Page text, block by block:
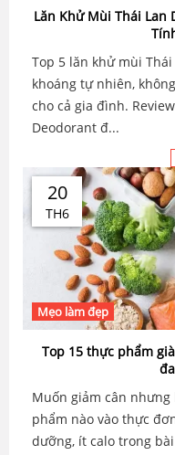
Lăn Khử Mùi Thái Lan
Top 5 lăn khử mùi
khoáng tự nhiên,
cho cả gia đình.
Deodorant đ...
20
TH6
Mẹo làm đẹp
Top 15 thực phẩm
Muốn giảm cân
phẩm nào vào thực
dưỡng, ít calo trong